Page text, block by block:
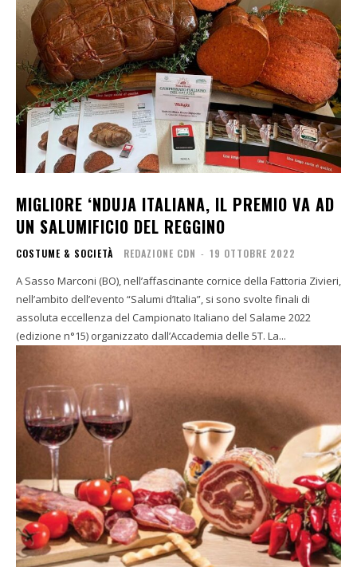
MIGLIORE ‘NDUJA ITALIANA, IL PREMIO VA AD
UN SALUMIFICIO DEL REGGINO
COSTUME & SOCIETÀ REDAZIONE CDN - 19 OTTOBRE 2022
A Sasso Marconi (BO), nell’affascinante cornice della Fattoria Zivieri,
nell’ambito dell’evento “Salumi d’Italia”, si sono svolte finali di
assoluta eccellenza del Campionato Italiano del Salame 2022
(edizione n°15) organizzato dall’Accademia delle 5T. La...